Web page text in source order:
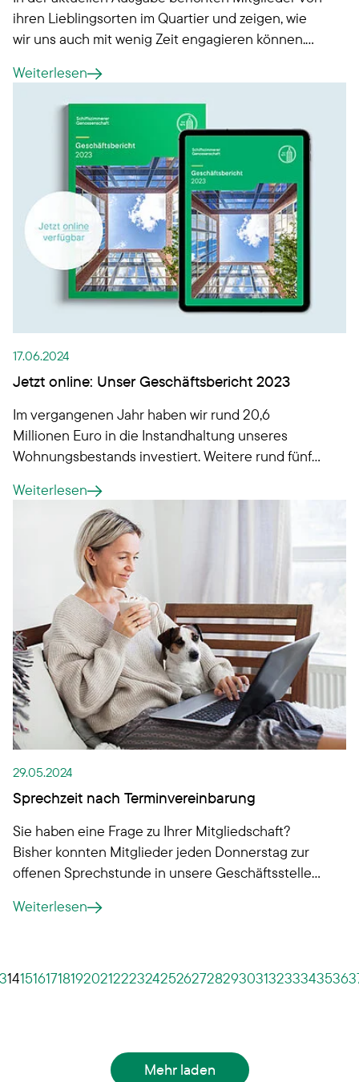
ihren Lieblingsorten im Quartier und zeigen, wie
wir uns auch mit wenig Zeit engagieren können.
Weiterlesen
17.06.2024
Jetzt online: Unser Geschäftsbericht 2023
Im vergangenen Jahr haben wir rund 20,6
Millionen Euro in die Instandhaltung unseres
Wohnungsbestands investiert. Weitere rund fünf
Modernisierung. Denn auch wir arbeiten weiter an
Klimaschutzlösungen für unsere Genossenschaft.
Was uns außerdem bewegte?
Weiterlesen
29.05.2024
Sprechzeit nach Terminvereinbarung
Sie haben eine Frage zu Ihrer Mitgliedschaft?
Bisher konnten Mitglieder jeden Donnerstag zur
offenen Sprechstunde in unsere Geschäftsstelle
Termin. Der Vorteil: Sie entscheiden, ob Sie das
Weiterlesen
1415161718192021222324252627282930313233343536
Mehr laden